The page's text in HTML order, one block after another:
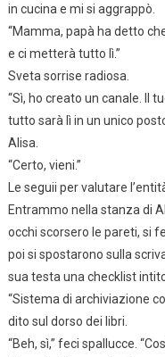
in cucina e mi si aggrappò.
“Mamma, papà ha detto
e ci metterà tutto lì.”
Sveta sorrise radiosa.
“Sì, ho creato un canale. Il
tutto sarà lì in un unico
Alisa.
“Certo, vieni.”
Le seguii per valutare
Entrammo nella stanza di
occhi scorsero le pareti, si
poi si spostarono sulla
sua testa una checklist
“Sistema di archiviazione
dito sul dorso dei libri.
“Beh, sì,” feci spallucce.